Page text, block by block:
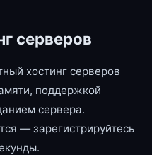
серверов
хостинг серверов
поддержкой
сервера.
— зарегистрируйтесь